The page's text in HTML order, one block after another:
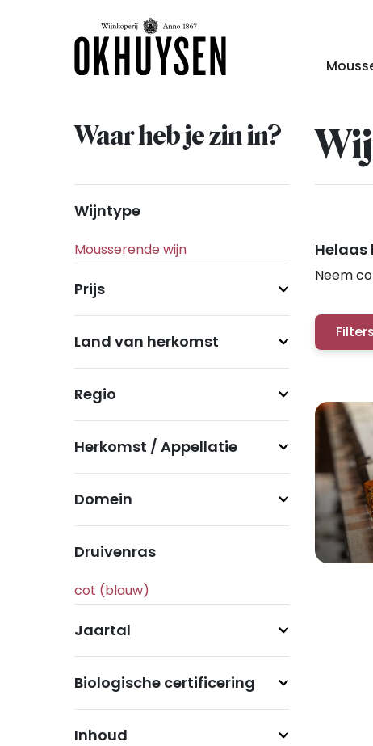
Waar heb je zin in?
Wijntype
Prijs
Land van herkomst
Regio
Herkomst / Appellatie
Domein
Druivenras
Jaartal
Biologische certificering
Inhoud
Helaas
Neem